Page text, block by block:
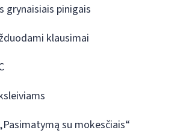
grynaisiais pinigais
klausimai
su mokesčiais“